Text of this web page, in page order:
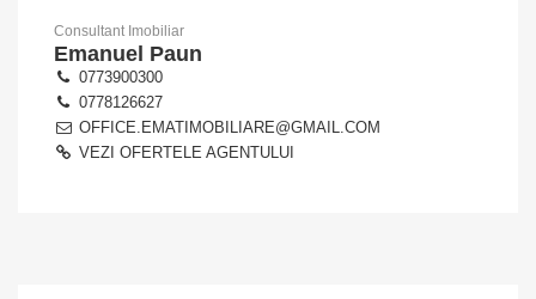
Consultant Imobiliar
Emanuel Paun
0773900300
0778126627
OFFICE.EMATIMOBILIARE@GMAIL.COM
VEZI OFERTELE AGENTULUI